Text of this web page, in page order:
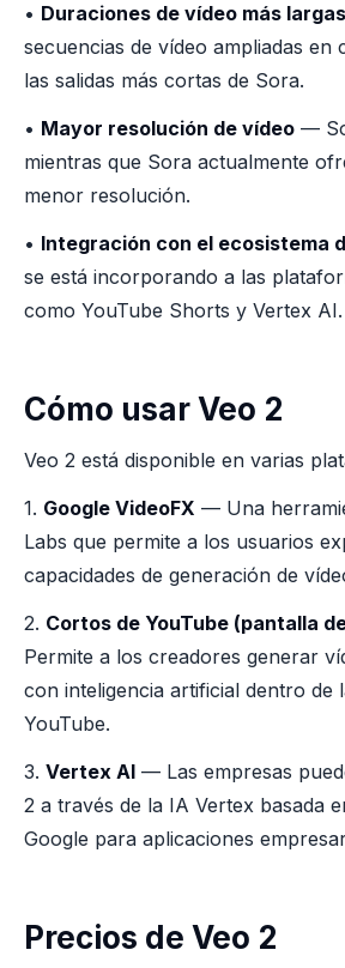
• Duraciones de vídeo más largas
secuencias de vídeo ampliadas en
las salidas más cortas de Sora.
• Mayor resolución de vídeo —
mientras que Sora actualmente
menor resolución.
• Integración con el ecosistema
se está incorporando a las
como YouTube Shorts y Vertex AI.
Cómo usar Veo 2
Veo 2 está disponible en varias
1. Google VideoFX — Una
Labs que permite a los usuarios
capacidades de generación de
2. Cortos de YouTube (pantalla
Permite a los creadores generar
con inteligencia artificial dentro de
YouTube.
3. Vertex AI — Las empresas
2 a través de la IA Vertex basada
Google para aplicaciones
Precios de Veo 2